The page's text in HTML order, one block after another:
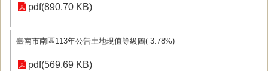
pdf(890.70 KB)
臺南市南區113年公告土地現值等級圖( 3.78%)
pdf(569.69 KB)